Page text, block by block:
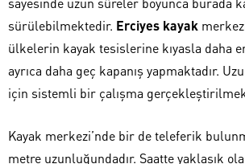
sürülebilmektedir. Erciyes kayak
ülkelerin kayak tesislerine kıyasla daha
ayrıca daha geç kapanış yapmaktadır.
için sistemli bir çalışma
Kayak merkezi’nde bir de teleferik
metre uzunluğundadır. Saatte yaklaşık